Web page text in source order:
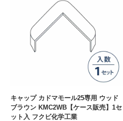
キャップ カドマモール25専用 ウッド
ブラウン KMC2WB【ケース販売】1セ
ット入 フクビ化学工業